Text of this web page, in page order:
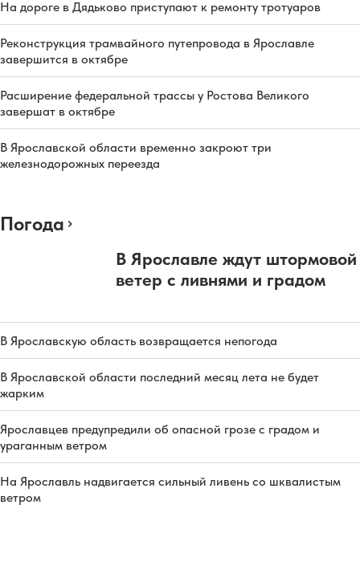
На дороге в Дядьково приступают к ремонту тротуаров
Реконструкция трамвайного путепровода в Ярославле
завершится в октябре
Расширение федеральной трассы у Ростова Великого
завершат в октябре
В Ярославской области временно закроют три
железнодорожных переезда
Погода
В Ярославле ждут штормовой
ветер с ливнями и градом
В Ярославскую область возвращается непогода
В Ярославской области последний месяц лета не будет
жарким
Ярославцев предупредили об опасной грозе с градом и
ураганным ветром
На Ярославль надвигается сильный ливень со шквалистым
ветром